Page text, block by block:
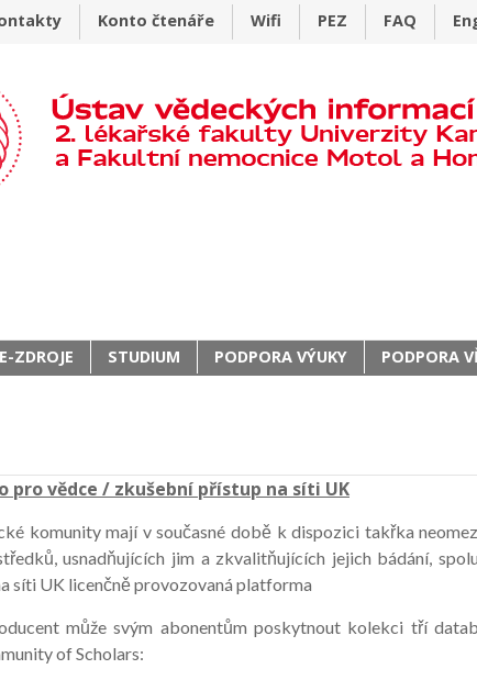
Konto čtenáře Wifi PEZ FAQ
E-ZDROJE STUDIUM PODPORA VÝUKY PODPORA
pro vědce / zkušební přístup na síti UK
komunity mají v současné době k dispozici takřka
usnadňujících jim a zkvalitňujících jejich bádání,
síti UK licenčně provozovaná platforma
může svým abonentům poskytnout kolekci tří
of Scholars: